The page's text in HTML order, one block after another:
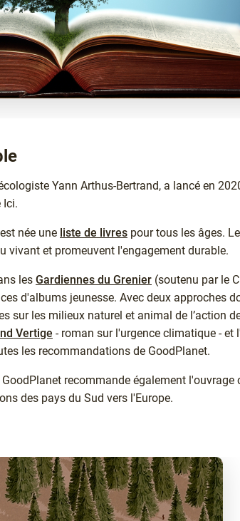
Yann Arthus-Bertrand, a lancé en
Ici.
née une liste de livres pour tous les âges.
vivant et promeuvent l'engagement durable.
les Gardiennes du Grenier (soutenu par le
d'albums jeunesse. Avec deux approches
sur les milieux naturel et animal de l’action
Vertige - roman sur l'urgence climatique - et l'
les recommandations de GoodPlanet.
recommande également l'ouvrage
des pays du Sud vers l'Europe.